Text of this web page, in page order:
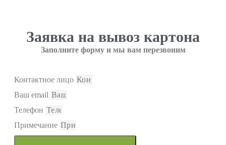
Заявка на вывоз картона
Заполните форму и мы вам перезвоним
Контактное лицо
Ваш email
Телефон
Примечание